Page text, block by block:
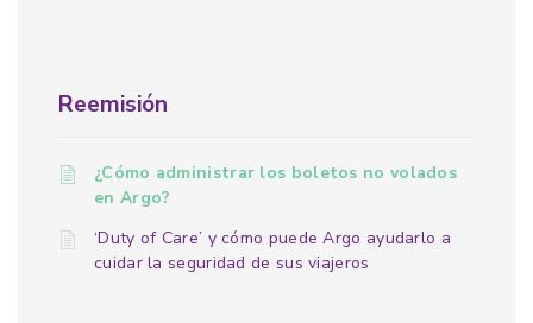
Reemisión
¿Cómo administrar los boletos no volados
en Argo?
‘Duty of Care’ y cómo puede Argo ayudarlo a
cuidar la seguridad de sus viajeros